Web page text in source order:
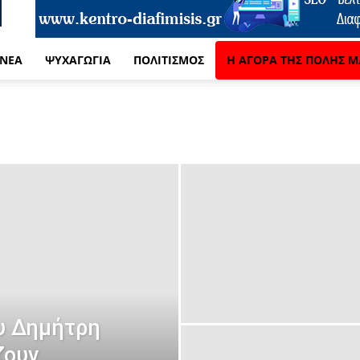
ΨΥΧΑΓΩΓΊΑ ΠΟΛΙΤΙΣΜΌΣ Η ΑΓΟΡΆ ΤΗΣ ΠΌΛΗΣ
Δημήτρη